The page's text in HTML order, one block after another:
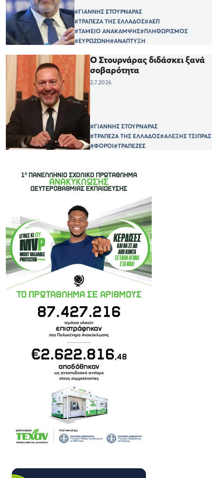
#ΓΙΑΝΝΗΣ ΣΤΟΥΡΝΑΡΑΣ
#ΤΡΑΠΕΖΑ ΤΗΣ ΕΛΛΑΔΟΣ#ΑΕΠ
#ΤΑΜΕΙΟ ΑΝΑΚΑΜΨΗΣ#ΠΛΗΘΩΡΙΣΜΟΣ
#ΕΥΡΩΖΩΝΗ#ΑΝΑΠΤΥΞΗ
Ο Στουρνάρας διδάσκει ξανά
σοβαρότητα
2.7.2026
#ΓΙΑΝΝΗΣ ΣΤΟΥΡΝΑΡΑΣ
#ΤΡΑΠΕΖΑ ΤΗΣ ΕΛΛΑΔΟΣ#ΑΛΕΞΗΣ ΤΣΙΠΡΑΣ
#ΦΟΡΟΙ#ΤΡΑΠΕΖΕΣ